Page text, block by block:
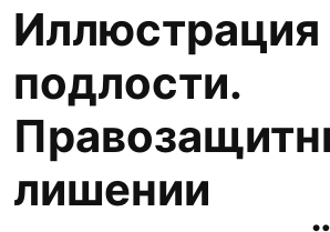
Иллюстрация
подлости.
лишении